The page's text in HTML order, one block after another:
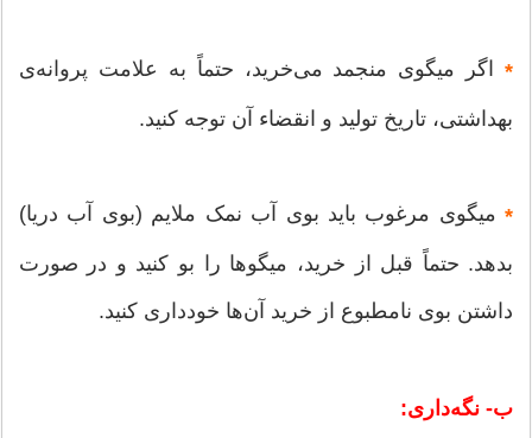
*اگر میگوی منجمد می‌خرید، حتماً به علامت پروانه‌ی
بهداشتی، تاریخ تولید و انقضاء آن توجه کنید.
*میگوی مرغوب باید بوی آب نمک ملایم (بوی آب دریا)
بدهد. حتماً قبل از خرید، میگوها را بو کنید و در صورت
داشتن بوی نامطبوع از خرید آن‌ها خودداری کنید.
ب- نگه‌داری: